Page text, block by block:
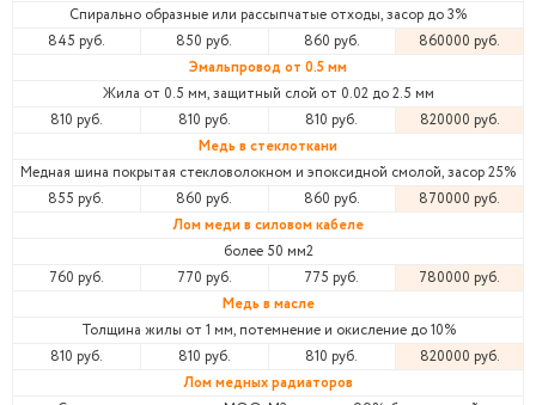
Спирально образные или рассыпчатые отходы, засор до 3%
845 руб.
850 руб. 860 руб.
860000 руб.
Эмальпровод от 0.5 мм
Жила от 0.5 мм, защитный слой от 0.02 до 2.5 мм
810 руб.
810 руб. 810 руб.
820000 руб.
Медь в стеклоткани
Медная шина покрытая стекловолокном и эпоксидной смолой, засор 25%
855 руб.
860 руб. 860 руб.
870000 руб.
Лом меди в силовом кабеле
более 50 мм2
760 руб.
770 руб. 775 руб.
780000 руб.
Медь в масле
Толщина жилы от 1 мм, потемнение и окисление до 10%
810 руб.
810 руб. 810 руб.
820000 руб.
Лом медных радиаторов